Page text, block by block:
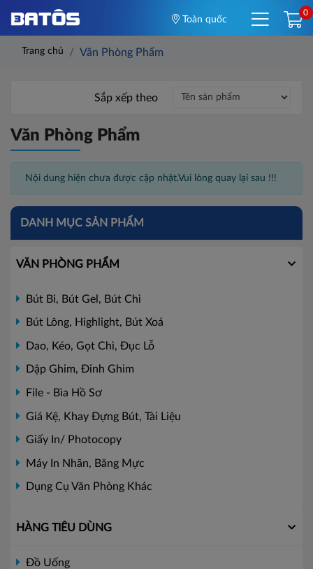
Toàn quốc
0
Trang chủ Văn Phòng Phẩm
DANH MỤC SẢN PHẨM
VĂN PHÒNG PHẨM
Bút Bi, Bút Gel, Bút Chì
Bút Lông, Highlight, Bút Xoá
Dao, Kéo, Gọt Chì, Đục Lỗ
Dập Ghim, Đinh Ghim
File - Bìa Hồ Sơ
Giá Kệ, Khay Đựng Bút, Tài Liệu
Giấy In/ Photocopy
Máy In Nhãn, Băng Mực
Dụng Cụ Văn Phòng Khác
HÀNG TIÊU DÙNG
Đồ Uống
Sắp xếp theo
Văn Phòng Phẩm
Nội dung hiện chưa được cập nhật.Vui lòng quay lại sau !!!